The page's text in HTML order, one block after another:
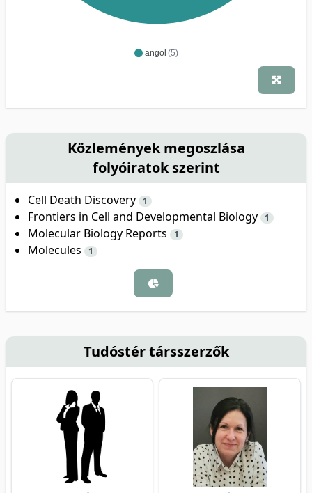
angol (5)
Közlemények megoszlása
folyóiratok szerint
Cell Death Discovery 1
Frontiers in Cell and Developmental Biology 1
Molecular Biology Reports 1
Molecules 1
Tudóstér társszerzők